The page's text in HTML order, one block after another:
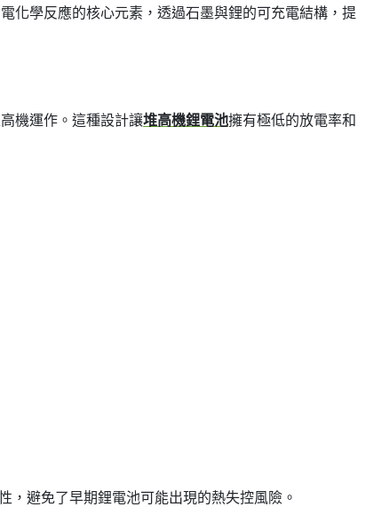
化學反應的核心元素，透過石墨與鋰的可充電結構，提
機運作。這種設計讓堆高機鋰電池擁有極低的放電率和
，避免了早期鋰電池可能出現的熱失控風險。